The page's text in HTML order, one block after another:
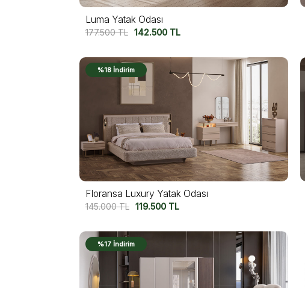
Luma Yatak Odası
177.500TL 142.500 TL
%18 İndirim
Floransa Luxury Yatak Odası
145.000TL 119.500 TL
%17 İndirim